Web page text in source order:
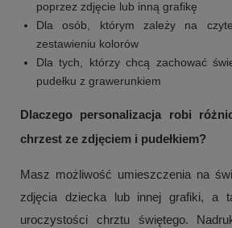
poprzez zdjęcie lub inną grafikę
Dla osób, którym zależy na
zestawieniu kolorów
Dla tych, którzy chcą zachować
pudełku z grawerunkiem
Dlaczego personalizacja robi
chrzest ze zdjęciem i pudełkiem?
Masz możliwość umieszczenia na
zdjęcia dziecka lub innej grafiki, a
uroczystości chrztu świętego.